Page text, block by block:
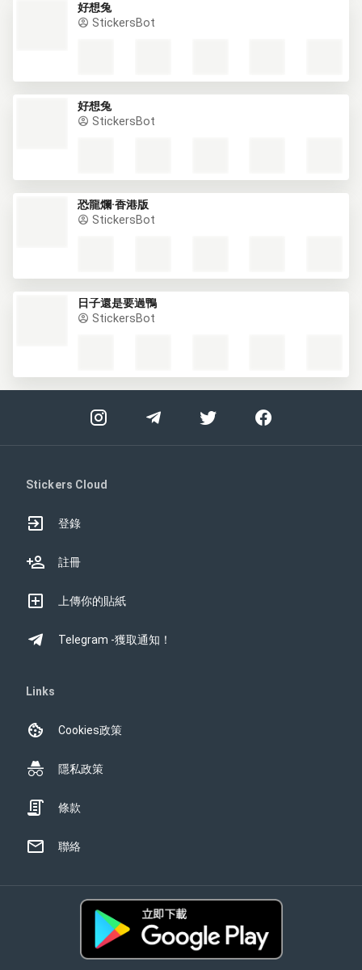
好想兔
StickersBot
好想兔
StickersBot
恐龍爛·香港版
StickersBot
日子還是要過鴨
StickersBot
Stickers Cloud
登錄
註冊
上傳你的貼紙
Telegram -獲取通知！
Links
Cookies政策
隱私政策
條款
聯絡